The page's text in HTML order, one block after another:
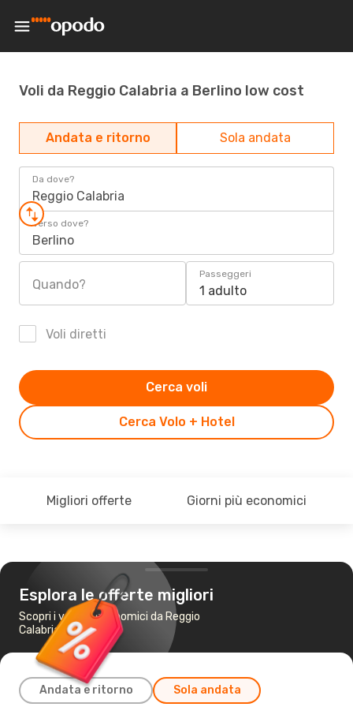
Voli da Reggio Calabria a Berlino low cost
Andata e ritorno Sola andata
Da dove?
Reggio Calabria
Verso dove?
Berlino
Quando?
Passeggeri
1 adulto
Voli diretti
Cerca Volo + Hotel
Cerca voli
Migliori offerte Giorni più economici
Esplora le offerte migliori
Scopri i voli più economici da Reggio
Calabria a Berlino
Andata e ritorno Sola andata